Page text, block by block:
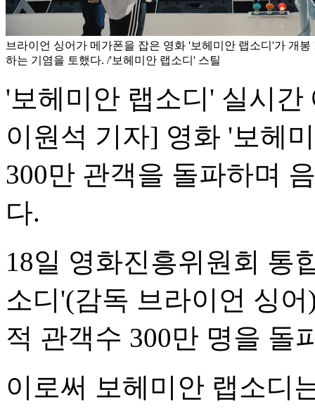
브라이언 싱어가 메가폰을 잡은 영화 '보헤미안 랩소디'가 개봉
하는 기염을 토했다. /'보헤미안 랩소디' 스틸
'보헤미안 랩소디' 실시간
이원석 기자] 영화 '보헤
300만 관객을 돌파하며
다.
18일 영화진흥위원회 통
소디'(감독 브라이언 싱
적 관객수 300만 명을 돌
이로써 보헤미안 랩소디